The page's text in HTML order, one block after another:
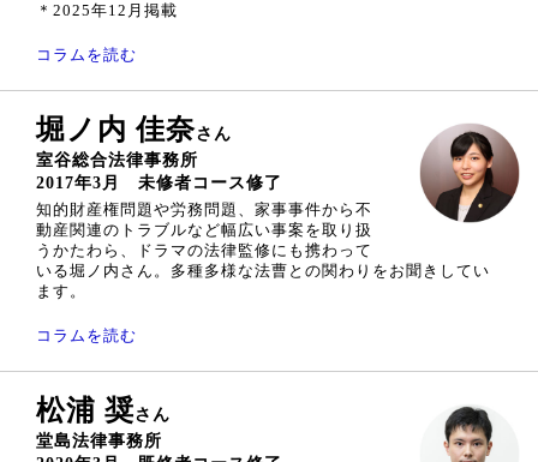
＊2025年12月掲載
コラムを読む
堀ノ内 佳奈さん
室谷総合法律事務所
2017年3月 未修者コース修了
知的財産権問題や労務問題、家事事件から不
動産関連のトラブルなど幅広い事案を取り扱
うかたわら、ドラマの法律監修にも携わって
いる堀ノ内さん。多種多様な法曹との関わりをお聞きしてい
ます。
コラムを読む
松浦 奨さん
堂島法律事務所